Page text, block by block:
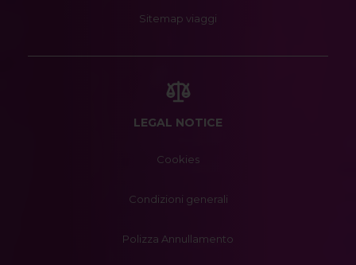
Sitemap viaggi
LEGAL NOTICE
Cookies
Condizioni generali
Polizza Annullamento